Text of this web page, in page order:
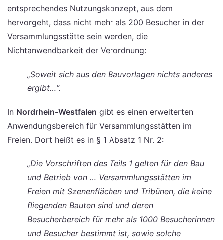
entsprechendes Nutzungskonzept, aus dem
hervorgeht, dass nicht mehr als 200 Besucher in der
Versammlungsstätte sein werden, die
Nichtanwendbarkeit der Verordnung:
„Soweit sich aus den Bauvorlagen nichts anderes
ergibt…“.
In Nordrhein-Westfalen gibt es einen erweiterten
Anwendungsbereich für Versammlungsstätten im
Freien. Dort heißt es in § 1 Absatz 1 Nr. 2:
„Die Vorschriften des Teils 1 gelten für den Bau
und Betrieb von … Versammlungsstätten im
Freien mit Szenenflächen und Tribünen, die keine
fliegenden Bauten sind und deren
Besucherbereich für mehr als 1000 Besucherinnen
und Besucher bestimmt ist, sowie solche